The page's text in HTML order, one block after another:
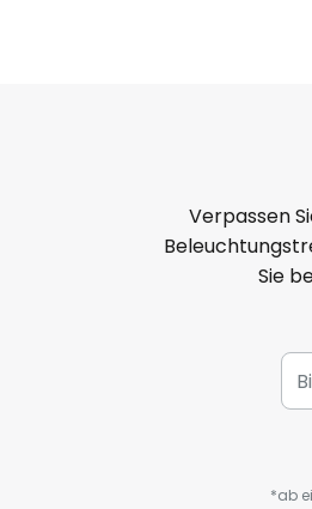
Verpassen
Sie
*ab